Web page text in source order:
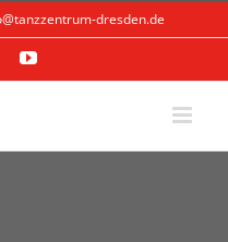
dresden.de
YouTube